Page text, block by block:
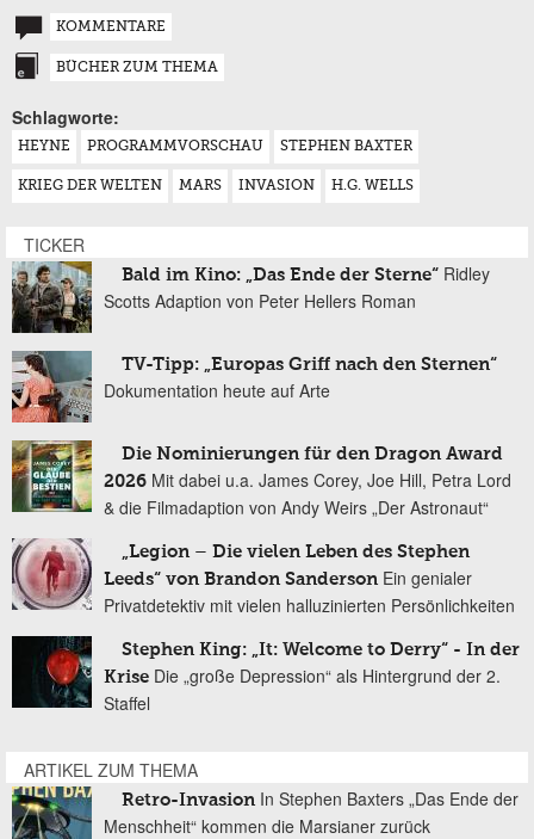
KOMMENTARE
BÜCHER ZUM THEMA
Schlagworte:
HEYNE PROGRAMMVORSCHAU STEPHEN BAXTER
KRIEG DER WELTEN MARS INVASION H.G. WELLS
TICKER
Bald im Kino: „Das Ende der Sterne“ Ridley
Scotts Adaption von Peter Hellers Roman
TV-Tipp: „Europas Griff nach den Sternen“
Dokumentation heute auf Arte
Die Nominierungen für den Dragon Award
2026 Mit dabei u.a. James Corey, Joe Hill, Petra Lord
& die Filmadaption von Andy Weirs „Der Astronaut“
„Legion – Die vielen Leben des Stephen
Leeds“ von Brandon Sanderson Ein genialer
Privatdetektiv mit vielen halluzinierten Persönlichkeiten
Stephen King: „It: Welcome to Derry“ - In der
Krise Die „große Depression“ als Hintergrund der 2.
Staffel
ARTIKEL ZUM THEMA
Retro-Invasion In Stephen Baxters „Das Ende der
Menschheit“ kommen die Marsianer zurück